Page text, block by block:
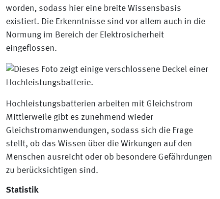
worden, sodass hier eine breite Wissensbasis
existiert. Die Erkenntnisse sind vor allem auch in die
Normung im Bereich der Elektrosicherheit
eingeflossen.
Hochleistungsbatterien arbeiten mit Gleichstrom
Mittlerweile gibt es zunehmend wieder
Gleichstromanwendungen, sodass sich die Frage
stellt, ob das Wissen über die Wirkungen auf den
Menschen ausreicht oder ob besondere Gefährdungen
zu berücksichtigen sind.
Statistik